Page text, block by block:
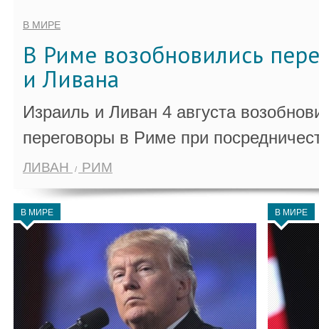
В МИРЕ
В Риме возобновились
и Ливана
Израиль и Ливан 4 августа
переговоры в Риме при
ЛИВАН РИМ
В МИРЕ В МИРЕ